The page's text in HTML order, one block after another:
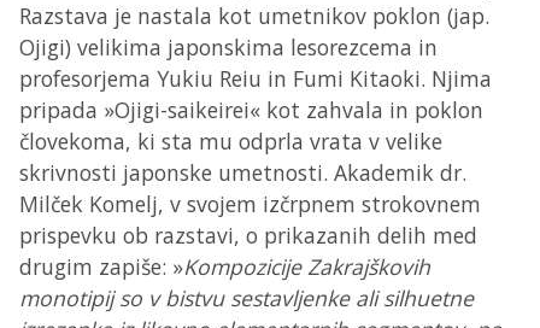
Razstava je nastala kot umetnikov poklon (jap.
Ojigi) velikima japonskima lesorezcema in
profesorjema Yukiu Reiu in Fumi Kitaoki. Njima
pripada »Ojigi-saikeirei« kot zahvala in poklon
človekoma, ki sta mu odprla vrata v velike
skrivnosti japonske umetnosti. Akademik dr.
Milček Komelj, v svojem izčrpnem strokovnem
prispevku ob razstavi, o prikazanih delih med
drugim zapiše: »Kompozicije Zakrajškovih
monotipij so v bistvu sestavljenke ali silhuetne